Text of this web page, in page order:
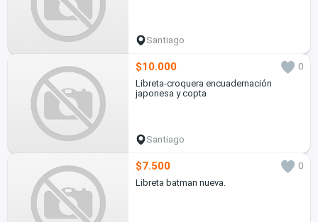
Santiago
$10.000
0
Libreta-croquera encuadernación
japonesa y copta
Santiago
$7.500
0
Libreta batman nueva.